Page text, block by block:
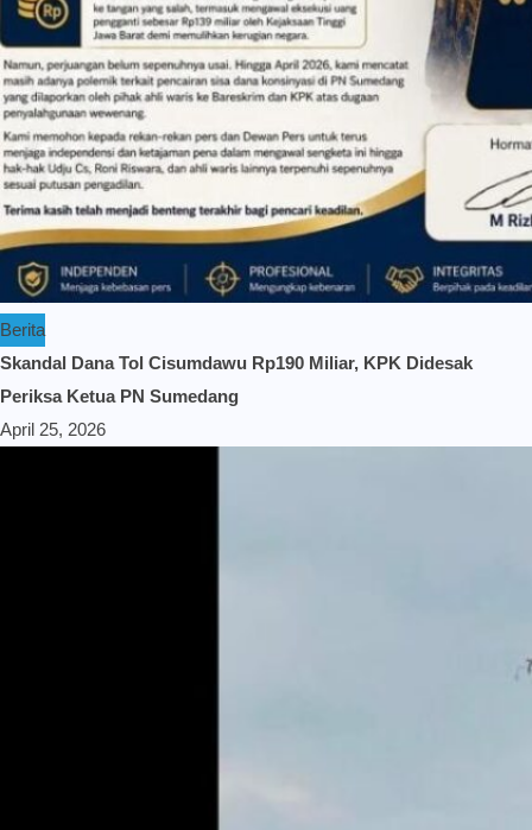
Berita
Skandal Dana Tol Cisumdawu Rp190 Miliar, KPK Didesak
Periksa Ketua PN Sumedang
April 25, 2026